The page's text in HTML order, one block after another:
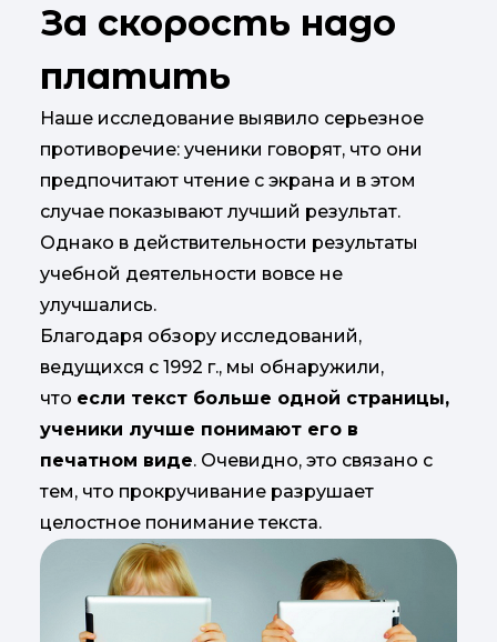
За скорость надо
платить
Наше исследование выявило серьезное
противоречие: ученики говорят, что они
предпочитают чтение с экрана и в этом
случае показывают лучший результат.
Однако в действительности результаты
учебной деятельности вовсе не
улучшались.
Благодаря обзору исследований,
ведущихся с 1992 г., мы обнаружили,
что если текст больше одной страницы,
ученики лучше понимают его в
печатном виде. Очевидно, это связано с
тем, что прокручивание разрушает
целостное понимание текста.